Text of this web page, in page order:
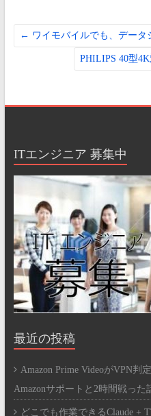
← ワイモバイルでも、データ
PHILIPS 40型
ITエンジニア 募集中
最近の投稿
Amazon Prime VideoがVPN
Amazonサポートと2時間戦った
どこでも作業できるClaude +